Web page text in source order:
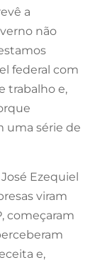
a
não
federal com
trabalho e,
uma série de
Ezequiel
viram
começaram
e,